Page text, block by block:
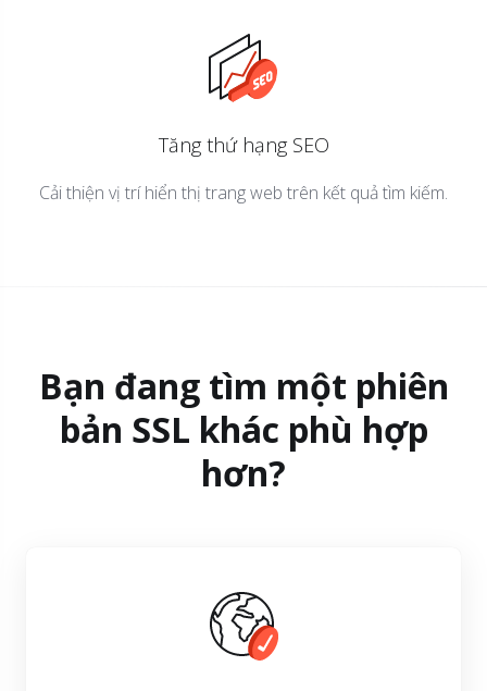
Tăng thứ hạng SEO
Cải thiện vị trí hiển thị trang web trên kết quả tìm kiếm.
Bạn đang tìm một phiên
bản SSL khác phù hợp
hơn?